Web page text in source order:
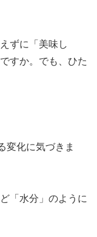
ずに「美味し
すか。でも、ひた
変化に気づきま
「水分」のように